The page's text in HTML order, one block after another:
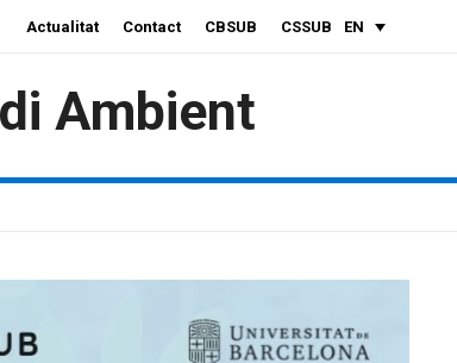
EN
Actualitat Contact CBSUB CSSUB
Ambient